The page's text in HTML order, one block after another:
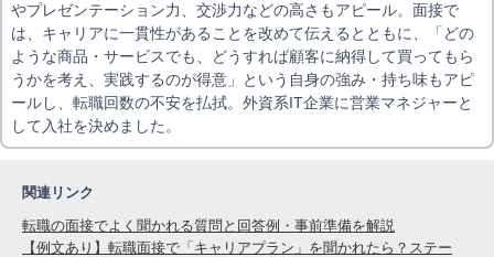
やプレゼンテーション力、交渉力などの高さもアピール。面接で
は、キャリアに一貫性があることを改めて伝えるとともに、「どの
ような商品・サービスでも、どうすれば顧客に納得して買ってもら
うかを考え、実践するのが得意」という自身の強み・持ち味もアピ
ールし、転職回数の不安を払拭。外資系IT企業に営業マネジャーと
して入社を決めました。
関連リンク
転職の面接でよく聞かれる質問と回答例・事前準備を解説
【例文あり】転職面接で「キャリアプラン」を聞かれたら？ステー